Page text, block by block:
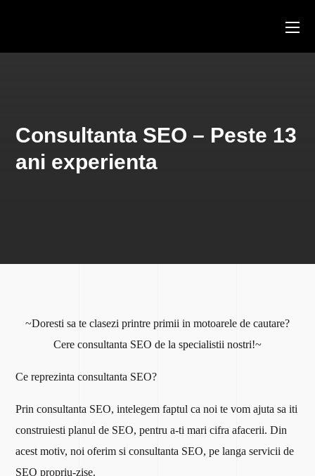
Consultanta SEO – Peste 13
ani experienta
~Doresti sa te clasezi printre primii in motoarele de cautare?
Cere consultanta SEO de la specialistii nostri!~
Ce reprezinta consultanta SEO?
Prin consultanta SEO, intelegem faptul ca noi te vom ajuta sa iti
construiesti planul de SEO, pentru a-ti mari cifra afacerii. Din
acest motiv, noi oferim si consultanta SEO, pe langa servicii de
SEO propriu-zise.